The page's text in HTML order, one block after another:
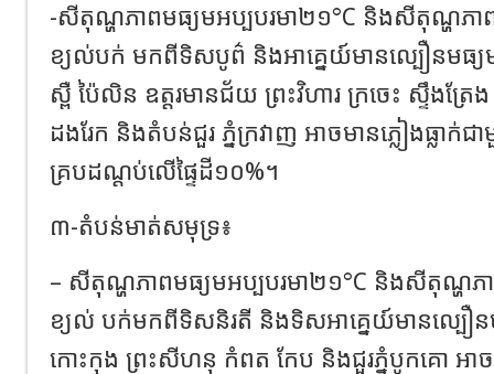
-សីតុណ្ហភាពមធ្យមអប្បបរមា២១°C និងសីតុណ្ហភា
ខ្យល់បក់ មកពីទិសបូព៌ និងអាគ្នេយ៍មានល្បឿនមធ្យម
ស្ពឺ ប៉ៃលិន ឧត្តរមានជ័យ ព្រះវិហារ ក្រចេះ ស្ទឹងត្រែ
ដងរែក និងតំបន់ជួរ ភ្នំក្រវាញ អាចមានភ្លៀងធ្លាក់ជា
គ្របដណ្តប់លើផ្ទៃដី១០%។
៣-តំបន់មាត់សមុទ្រ៖
– សីតុណ្ហភាពមធ្យមអប្បបរមា២១°C និងសីតុណ្ហភ
ខ្យល់ បក់មកពីទិសនិរតី និងទិសអាគ្នេយ៍មានល្បឿនម
កោះកុង ព្រះសីហនុ កំពត កែប និងជួរភ្នំបូកគោ អាចមា